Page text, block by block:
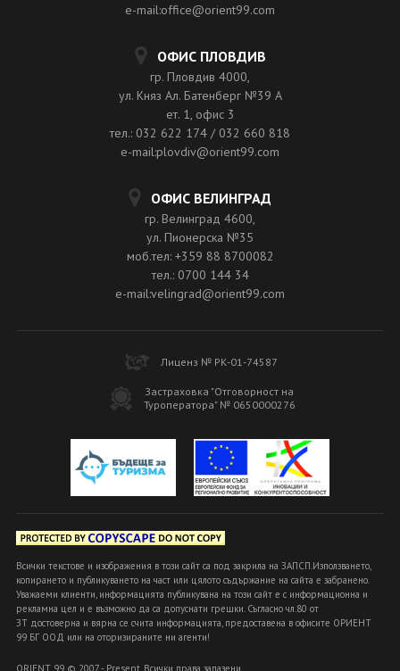
e-mail:office@orient99.com
ОФИС ПЛОВДИВ
гр. Пловдив 4000,
ул. Княз Ал. Батенберг №39 A
ет. 1, офис 3
тел.: 032 622 174 / 032 660 818
e-mail:plovdiv@orient99.com
ОФИС ВЕЛИНГРАД
гр. Велинград 4600,
ул. Пионерска №35
моб.тел: +359 88 8700082
тел.: 0700 144 34
e-mail:velingrad@orient99.com
Лиценз № РК-01-74587
Застраховка "Отговорност на
Туроператора" № 0650000276
Всички текстове и изображения в този сайт са под закрила на ЗАПСП.Използването,
копирането и публикуването на част или цялото съдържание на сайта е забранено.
Уважаеми клиенти, информацията публикувана на този сайт е с информационна и
рекламна цел и е възможно да са допуснати грешки. Съгласно чл.80 от
ЗТ достоверна и вярна се счита информацията, предоставена в офисите ОРИЕНТ
99 БГ ООД или на оторизираните ни агенти!
ORIENT 99 © 2007 - Present. Всички права запазени